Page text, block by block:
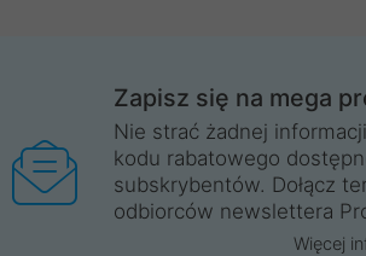
Zapisz się na mega
Nie strać żadnej
kodu rabatowego
subskrybentów. Dołącz
odbiorców newslettera
Więcej